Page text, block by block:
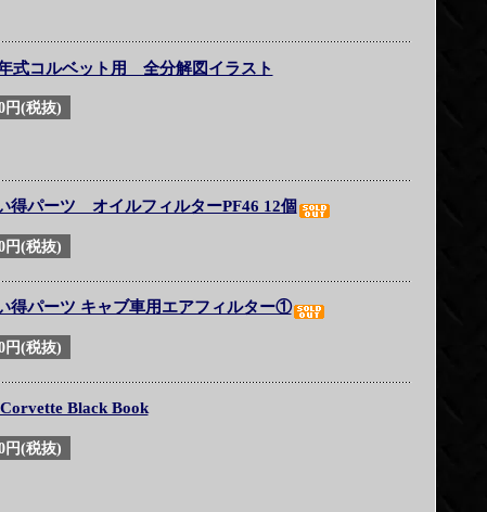
式コルベット用 全分解図イラスト
円(税抜)
得パーツ オイルフィルターPF46 12個
円(税抜)
得パーツ キャブ車用エアフィルター①
円(税抜)
Black Book
円(税抜)